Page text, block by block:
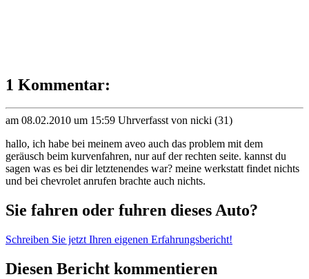
1 Kommentar:
am 08.02.2010 um 15:59 Uhrverfasst von nicki (31)
hallo, ich habe bei meinem aveo auch das problem mit dem
geräusch beim kurvenfahren, nur auf der rechten seite. kannst du
sagen was es bei dir letztenendes war? meine werkstatt findet nichts
und bei chevrolet anrufen brachte auch nichts.
Sie fahren oder fuhren dieses Auto?
Schreiben Sie jetzt Ihren eigenen Erfahrungsbericht!
Diesen Bericht kommentieren